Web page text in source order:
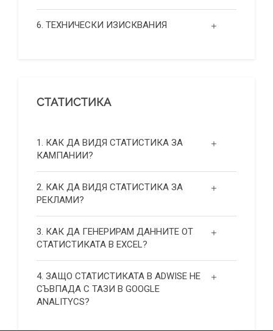
6. ТЕХНИЧЕСКИ ИЗИСКВАНИЯ
СТАТИСТИКА
1. КАК ДА ВИДЯ СТАТИСТИКА ЗА
КАМПАНИИ?
2. КАК ДА ВИДЯ СТАТИСТИКА ЗА
РЕКЛАМИ?
3. КАК ДА ГЕНЕРИРАМ ДАННИТЕ ОТ
СТАТИСТИКАТА В EXCEL?
4. ЗАЩО СТАТИСТИКАТА В ADWISE НЕ
СЪВПАДА С ТАЗИ В GOOGLE
ANALITYCS?